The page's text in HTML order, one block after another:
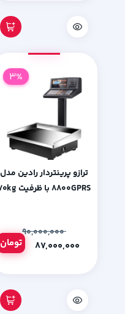
ترازو پرینتردار رادین مدل
۸۸۰۰GPRS با ظرفیت ۷۰kg
۹۰,۰۰۰,۰۰۰
تومان
3%